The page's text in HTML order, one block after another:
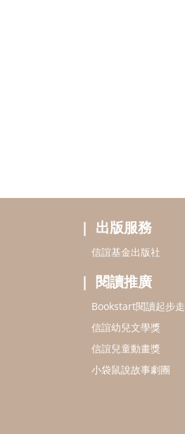
出版服務
信誼基金出版社
閱讀推廣
Bookstart閱讀起步走
信誼幼兒文學獎
信誼兒童動畫獎
小袋鼠說故事劇團